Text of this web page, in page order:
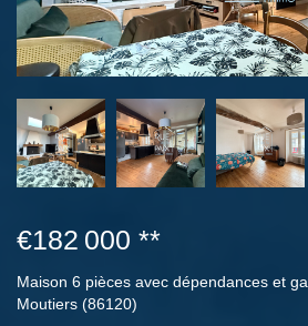
€182 000 **
Maison 6 pièces avec dépendances et
Moutiers (86120)